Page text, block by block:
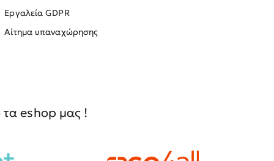
Εργαλεία GDPR
Αίτημα υπαναχώρησης
eshop μας !